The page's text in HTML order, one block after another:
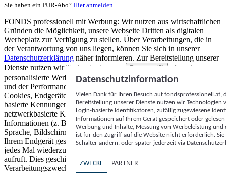
Sie haben ein PUR-Abo? Hier anmelden.
FONDS professionell mit Werbung: Wir nutzen aus wirtschaftlichen
Gründen die Möglichkeit, unsere Webseite Dritten als digitalen
Werbeplatz zur Verfügung zu stellen. Über Verarbeitungen, die in
der Verantwortung von uns liegen, können Sie sich in unserer
Datenschutzerklärung näher informieren. Zur Bereitstellung unserer
Dienste nutzen wir Technologien von
Partnern (5)
. Zwecke:
personalisierte Werbung und Inhalte, Messung von Werbeleistung
und der Performance von Inhalten sowie Zielgruppenforschung.
Cookies, Endgeräte- oder ähnliche Online-Kennungen (z. B. login-
basierte Kennungen, zufällig generierte Kennungen,
netzwerkbasierte Kennungen) können zusammen mit anderen
Informationen (z. B. Browsertyp und Browserinformationen,
Sprache, Bildschirmgröße, unterstützte Technologien usw.) auf
Ihrem Endgerät gespeichert oder von dort ausgelesen werden, um es
jedes Mal wiederzuerkennen, wenn es eine App oder einer Webseite
aufruft. Dies geschieht für einen oder mehrere der hier aufgeführten
Verarbeitungszwecke.
Datenschutzinformation
Vielen Dank für Ihren Besuch auf
Bereitstellung unserer Dienste nutzen wir Technologien
Login-basierte Identifikatoren, zufällig zugewiesene
Informationen auf Ihrem Gerät gespeichert oder
Werbung und Inhalte, Messung von Werbeleistung
ist für den Zugriff auf die Website nicht erforderlich.
Schalter ändern, oder später jederzeit via
ZWECKE PARTNER